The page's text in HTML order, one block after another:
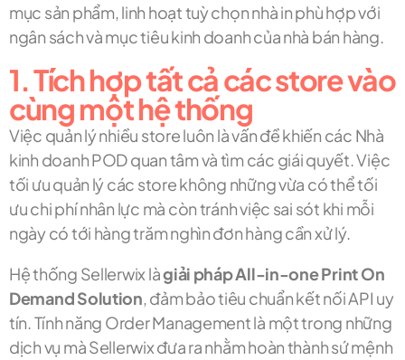
mục sản phẩm, linh hoạt tuỳ chọn nhà in phù hợp với
ngân sách và mục tiêu kinh doanh của nhà bán hàng.
1. Tích hợp tất cả các store vào
cùng một hệ thống
Việc quản lý nhiều store luôn là vấn đề khiến các Nhà
kinh doanh POD quan tâm và tìm các giái quyết. Việc
tối ưu quản lý các store không những vừa có thể tối
ưu chi phí nhân lực mà còn tránh việc sai sót khi mỗi
ngày có tới hàng trăm nghìn đơn hàng cần xử lý.
Hệ thống Sellerwix làgiải pháp All-in-one Print On
Demand Solution, đảm bảo tiêu chuẩn kết nối API uy
tín. Tính năng Order Management là một trong những
dịch vụ mà Sellerwix đưa ra nhằm hoàn thành sứ mệnh